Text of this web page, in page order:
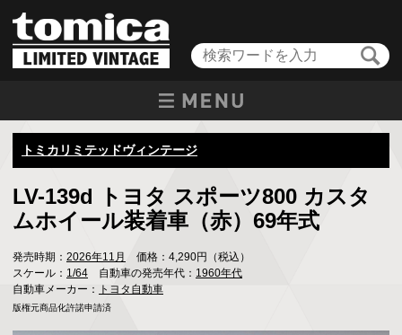
トミカリミテッドヴィンテージ
LV-139d トヨタ スポーツ800 カスタ
ムホイール装着車（赤）69年式
発売時期： 2026年11月
価格：4,290円（税込）
スケール： 1/64 自動車の発売年代： 1960年代
自動車メーカー：
トヨタ自動車
版権元商品化許諾申請済